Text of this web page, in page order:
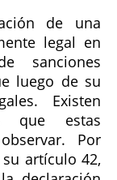
de una
legal en
sanciones
luego de su
Existen
que estas
Por
artículo 42,